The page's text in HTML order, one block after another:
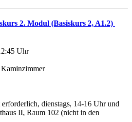
2. Modul (Basiskurs 2, A1.2)
Uhr
dienstags, 14-16 Uhr und
II, Raum 102 (nicht in den